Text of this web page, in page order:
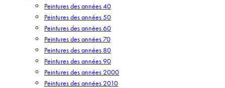
Peintures des années 40
Peintures des années 50
Peintures des années 60
Peintures des années 70
Peintures des années 80
Peintures des années 90
Peintures des années 2000
Peintures des années 2010